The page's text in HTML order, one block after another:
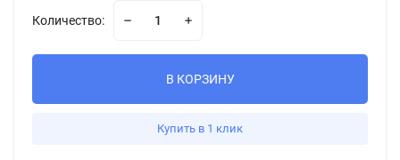
Количество:
В КОРЗИНУ
Купить в 1 клик